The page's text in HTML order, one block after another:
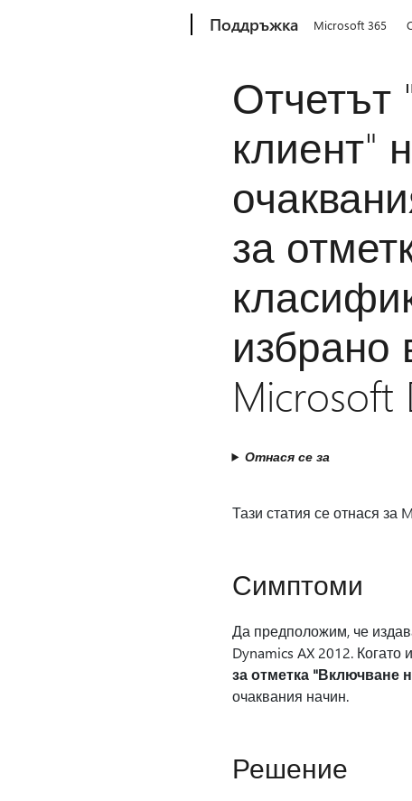
Поддръжка Microsoft 365
Отчетът
клиент"
за
избрано
Microsoft
Отнася се за
Тази статия се отнася за
Симптоми
Да предположим, че
Dynamics AX 2012. Когато
за отметка "Включване
очаквания начин.
Решение